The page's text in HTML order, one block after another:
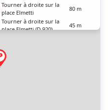
Tourner à droite sur la
place Elmetti
80 m
Tourner à droite sur la
place Elmetti (D 920)
45 m
Tourner à droite sur la
place des Vignerons